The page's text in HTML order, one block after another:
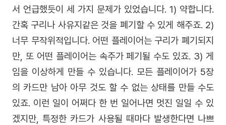
서 언급했듯이 세 가지 문제가 있었습니다. 1) 약합니다.
간혹 구리나 사유지같은 것을 폐기할 수 있게 해주죠. 2)
너무 무작위적입니다. 어떤 플레이어는 구리가 폐기되지
만, 또 어떤 플레이어는 속주가 페기될 수도 있죠. 3) 게
임을 이상하게 만들 수 있습니다. 모든 플레이어가 5장
의 카드만 남아 아무 것도 할 수 없는 상태를 만들 수도
있죠. 이런 일이 어쩌다 한 번 일어나면 멋진 일일 수 있
겠지만, 특정한 카드가 사용될 때마다 발생한다면 나쁘